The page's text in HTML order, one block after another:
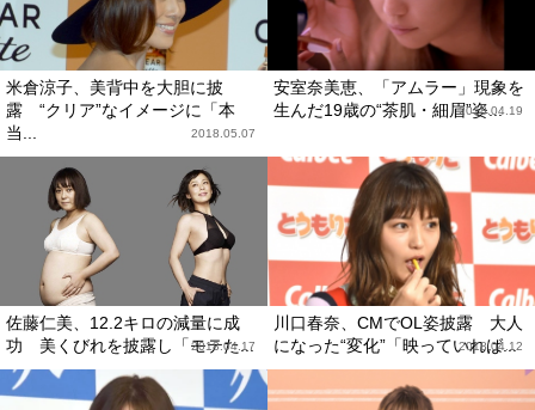
米倉涼子、美背中を大胆に披
露 “クリア”なイメージに「本
当...
2018.05.07
安室奈美恵、「アムラー」現象を
生んだ19歳の“茶肌・細眉”姿...
2018.04.19
佐藤仁美、12.2キロの減量に成
功 美くびれを披露し「モテた...
2018.04.17
川口春奈、CMでOL姿披露 大人
になった“変化”「映っていれば...
2018.04.12